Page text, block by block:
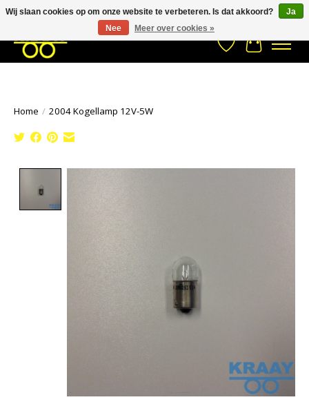
033- 2470 538 info@kraaybv.com Stuur een Whatsapp bericht
Verlanglijst
Home / 2004 Kogellamp 12V-5W
Wij slaan cookies op om onze website te verbeteren. Is dat akkoord?
Ja
Nee
Meer over cookies »